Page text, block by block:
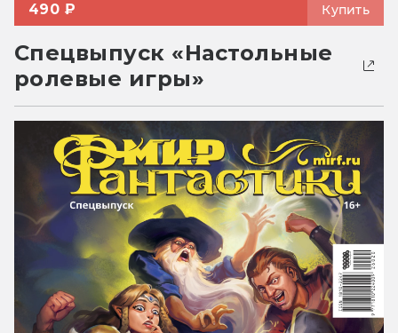
490 ₽ Купить
Спецвыпуск «Настольные
ролевые игры»